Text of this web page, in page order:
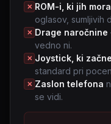
✕ ROM-i, ki jih
oglasov, sumljivih
✕ Drage naročnine
vedno ni.
✕ Joystick, ki
standard pri
✕ Zaslon telefona
se vidi.